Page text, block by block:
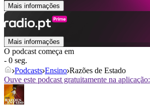
Mais informações
Mais informações
O podcast começa em
- 0 seg.
Podcasts Ensino Razões de Estado
Ouve este podcast gratuitamente na aplicação: